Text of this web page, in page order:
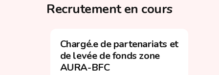
Recrutement en cours
Chargé.e de partenariats et
de levée de fonds zone
AURA-BFC